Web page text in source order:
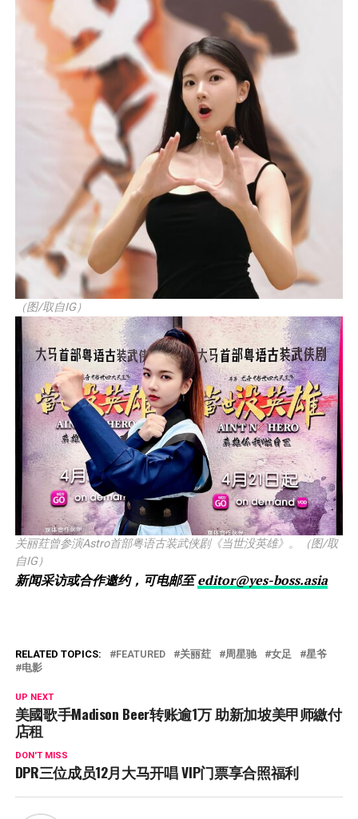
（图/取自IG）
关丽荭曾参演Astro首部粤语古装武侠剧《当世没英雄》。（图/取
自IG）
新闻采访或合作邀约，可电邮至editor@yes-boss.asia
RELATED TOPICS: FEATURED 关丽荭 周星驰 女足
星爷
电影
UP NEXT
美國歌手Madison Beer转账逾1万 助新加坡美甲师繳付
店租
DON'T MISS
DPR三位成员12月大马开唱 VIP门票享合照福利